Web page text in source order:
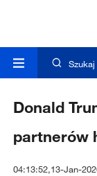
Szukaj
Donald
partnerów
04:13:52,13-Jan-